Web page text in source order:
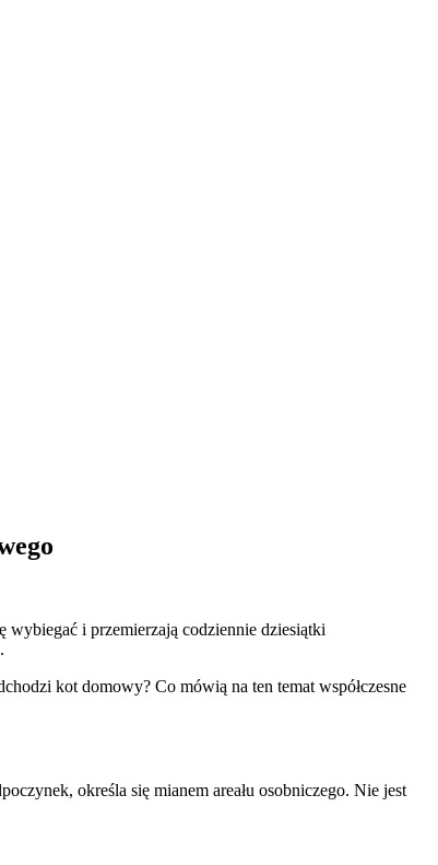
wybiegać i przemierzają codziennie dziesiątki
kot domowy? Co mówią na ten temat współczesne
określa się mianem areału osobniczego. Nie jest